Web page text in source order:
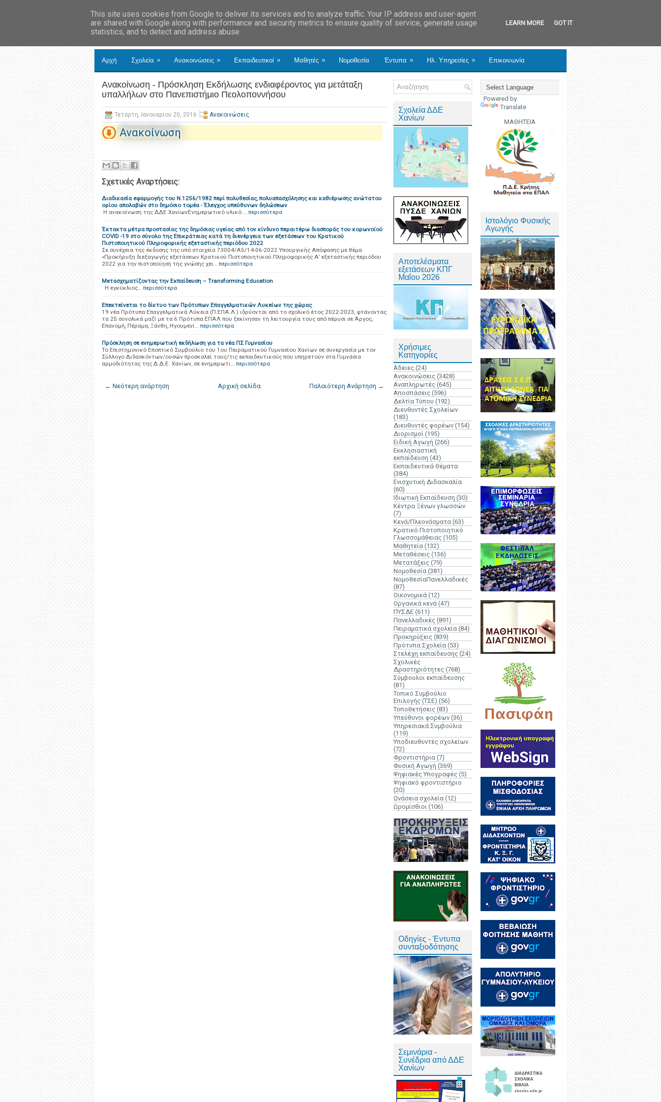
Αρχή Σχολεία » Ανακοινώσεις » Εκπαιδευτικοί » Μαθητές » Νομοθεσία Έντυπα » Ηλ. Υπηρεσίες » Επικοινωνία
Ανακοίνωση - Πρόσκληση Εκδήλωσης ενδιαφέροντος για μετάταξη
υπαλλήλων στο Πανεπιστήμιο Πεολοποννήσου
Τετάρτη, Ιανουαρίου 20, 2016 Ανακοινώσεις
Ανακοίνωση
Σχετικές Αναρτήσεις:
Διαδικασία εφαρμογής του Ν.1256/1982 περί πολυθεσίας, πολυαπασχόλησης και καθιέρωσης ανώτατου
ορίου απολαβών στο δημόσιο τομέα - Έλεγχος υπεύθυνων δηλώσεων
Η ανακοίνωση της ΔΔΕ ΧανίωνΕνημερωτικό υλικό … περισσότερα
Έκτακτα μέτρα προστασίας της δημόσιας υγείας από τον κίνδυνο περαιτέρω διασποράς του κορωνοϊού
COVID -19 στο σύνολο της Επικράτειας κατά τη διενέργεια των εξετάσεων του Κρατικού
Πιστοποιητικού Πληροφορικής εξεταστικής περιόδου 2022
Σε συνέχεια της έκδοσης της υπό στοιχεία 73004/Α5/14-06-2022 Υπουργικής Απόφασης με θέμα
«Προκήρυξη διεξαγωγής εξετάσεων Κρατικού Πιστοποιητικού Πληροφορικής Α’ εξεταστικής περιόδου
2022 για την πιστοποίηση της γνώσης χει… περισσότερα
Μετασχηματίζοντας την Εκπαίδευση – Transforming Education
Η εγκύκλιος… περισσότερα
Επεκτείνεται το δίκτυο των Πρότυπων Επαγγελματικών Λυκείων της χώρας
19 νέα Πρότυπα Επαγγελματικά Λύκεια (Π.ΕΠΑ.Λ.) ιδρύονται από το σχολικό έτος 2022-2023, φτάνοντας
τα 25 συνολικά μαζί με τα 6 Πρότυπα ΕΠΑΛ που ξεκίνησαν τη λειτουργία τους από πέρυσι σε Άργος,
Επανομή, Πέραμα, Ξάνθη, Ηγουμενί… περισσότερα
Πρόσκληση σε ενημερωτική εκδήλωση για τα νέα ΠΣ Γυμνασίου
Το Επιστημονικό Εποπτικό Συμβούλιο του 1ου Πειραματικού Γυμνασίου Χανίων σε συνεργασία με τον
Σύλλογο Διδασκόντων/ουσών προσκαλεί τους/τις εκπαιδευτικούς που υπηρετούν στα Γυμνάσια
αρμοδιότητας της Δ.Δ.Ε. Χανίων, σε ενημερωτι… περισσότερα
← Νεότερη ανάρτηση Παλαιότερη Ανάρτηση →
Αρχική σελίδα
Σχολεία ΔΔΕ
Χανίων
Αποτελέσματα
εξετάσεων ΚΠΓ
Μαΐου 2026
Χρήσιμες
Κατηγορίες
Άδειες (24)
Ανακοινώσεις (3428)
Αναπληρωτές (645)
Αποσπάσεις (596)
Δελτία Τύπου (192)
Διευθυντές Σχολείων
(183)
Διευθυντές φορέων (154)
Διορισμοί (195)
Ειδική Αγωγή (266)
Εκκλησιαστική
εκπαίδευση (43)
Εκπαιδευτικά Θέματα
(384)
Ενισχυτική Διδασκαλία
(60)
Ιδιωτική Εκπαίδευση (30)
Κέντρα Ξένων γλωσσών
(7)
Κενά/Πλεονάσματα (63)
Κρατικό Πιστοποιητικό
Γλωσσομάθειας (105)
Μαθητεία (132)
Μεταθέσεις (136)
Μετατάξεις (79)
Νομοθεσία (381)
ΝομοθεσίαΠανελλαδικές
(87)
Οικονομικά (12)
Οργανικά κενά (47)
ΠΥΣΔΕ (611)
Πανελλαδικές (891)
Πειραματικά σχολεία (84)
Προκηρύξεις (839)
Πρότυπα Σχολεία (53)
Στελέχη εκπαίδευσης (24)
Σχολικές
Δραστηριότητες (768)
Σύμβουλοι εκπαίδευσης
(81)
Τοπικό Συμβούλιο
Επιλογής (ΤΣΕ) (56)
Τοποθετήσεις (83)
Υπεύθυνοι φορέων (36)
Υπηρεσιακά Συμβούλια
(119)
Υποδιευθυντές σχολείων
(72)
Φροντιστήρια (7)
Φυσική Αγωγή (369)
Ψηφιακές Υπογραφές (5)
Ψηφιακό φροντιστήριο
(20)
Ωνάσεια σχολεία (12)
Ωρομίσθιοι (106)
Οδηγίες - Έντυπα
συνταξιοδότησης
Σεμινάρια -
Συνέδρια από ΔΔΕ
Χανίων
Powered by
Translate
ΜΑΘΗΤΕΙΑ
Ιστολόγιο Φυσικής
Αγωγής
This site uses cookies from Google to deliver its services and to analyze traffic. Your IP address and user-agent
are shared with Google along with performance and security metrics to ensure quality of service, generate usage
statistics, and to detect and address abuse.
LEARN MORE GOT IT